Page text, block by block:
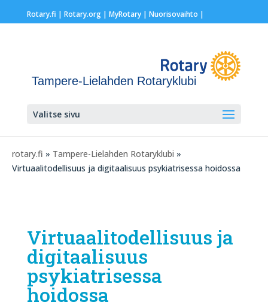
Rotary.fi | Rotary.org| MyRotary | Nuorisovaihto |
Tampere-Lielahden Rotaryklubi
Valitse sivu
rotary.fi » Tampere-Lielahden Rotaryklubi »
Virtuaalitodellisuus ja digitaalisuus psykiatrisessa hoidossa
Virtuaalitodellisuus ja
digitaalisuus
psykiatrisessa
hoidossa